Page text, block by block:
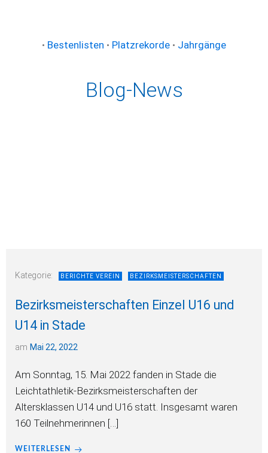
• Bestenlisten • Platzrekorde • Jahrgänge
Blog-News
Kategorie: BERICHTE VEREIN BEZIRKSMEISTERSCHAFTEN
Bezirksmeisterschaften Einzel U16 und
U14 in Stade
am Mai 22, 2022
Am Sonntag, 15. Mai 2022 fanden in Stade die
Leichtathletik-Bezirksmeisterschaften der
Altersklassen U14 und U16 statt. Insgesamt waren
160 Teilnehmerinnen […]
WEITERLESEN